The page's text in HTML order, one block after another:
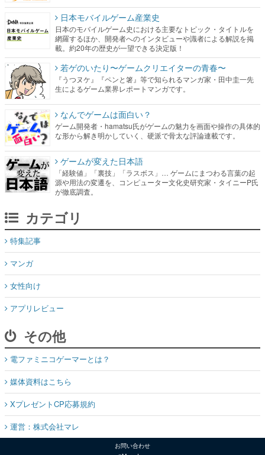
若ゲのいたり〜ゲームクリエイターの青春〜
『うつヌケ』『ペンと箸』等で知られるマンガ家・田中圭一先
生によるゲーム業界レポートマンガです。
なんでゲームは面白い？
ゲーム開発者・hamatsu氏がゲームの魅力を画面や操作の具体的
な形から解き明かしていく、硬派で骨太な評論連載です。
ゲームが変えた日本語
「経験値」「裏技」「ラスボス」… ゲームにまつわる言葉の起
源や用法の変遷を、コンピューター文化史研究家・タイニーP氏
カテゴリ
マンガ
女性向け
アプリレビュー
その他
電ファミニコゲーマーとは？
媒体資料はこちら
XプレゼントCP応募規約
運営：株式会社マレ